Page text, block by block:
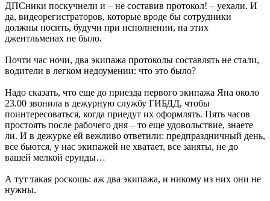
ДПСники поскучнели и – не составив протокол! – уехали. И
да, видеорегистраторов, которые вроде бы сотрудники
должны носить, будучи при исполнении, на этих
джентльменах не было.
Почти час ночи, два экипажа протоколы составлять не стали,
водители в легком недоумении: что это было?
Надо сказать, что еще до приезда первого экипажа Яна около
23.00 звонила в дежурную службу ГИБДД, чтобы
поинтересоваться, когда приедут их оформлять. Пять часов
простоять после рабочего дня – то еще удовольствие, знаете
ли. И в дежурке ей вежливо ответили: предпраздничный день,
все бьются, у нас экипажей не хватает, все заняты, не до
вашей мелкой ерунды…
А тут такая роскошь: аж два экипажа, и никому из них они не
нужны.